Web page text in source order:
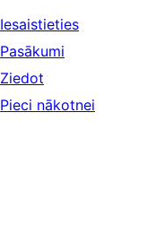
Iesaistieties
Pasākumi
Ziedot
Pieci nākotnei